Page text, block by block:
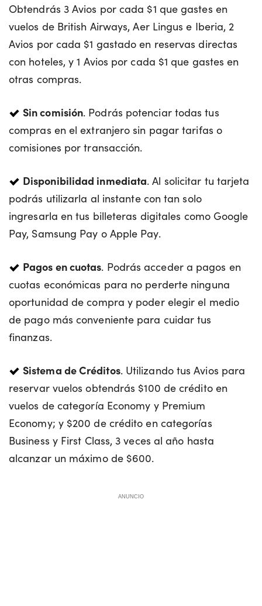
Obtendrás 3 Avios por cada $1 que gastes en
vuelos de British Airways, Aer Lingus e Iberia, 2
Avios por cada $1 gastado en reservas directas
con hoteles, y 1 Avios por cada $1 que gastes en
otras compras.
Sin comisión. Podrás potenciar todas tus
compras en el extranjero sin pagar tarifas o
comisiones por transacción.
Disponibilidad inmediata. Al solicitar tu tarjeta
podrás utilizarla al instante con tan solo
ingresarla en tus billeteras digitales como Google
Pay, Samsung Pay o Apple Pay.
Pagos en cuotas. Podrás acceder a pagos en
cuotas económicas para no perderte ninguna
oportunidad de compra y poder elegir el medio
de pago más conveniente para cuidar tus
finanzas.
Sistema de Créditos. Utilizando tus Avios para
reservar vuelos obtendrás $100 de crédito en
vuelos de categoría Economy y Premium
Economy; y $200 de crédito en categorías
Business y First Class, 3 veces al año hasta
alcanzar un máximo de $600.
ANUNCIO